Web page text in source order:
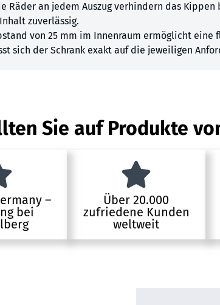
Räder an jedem Auszug verhindern das
zuverlässig.
von 25 mm im Innenraum ermöglicht
sich der Schrank exakt auf die jeweiligen
Sie auf Produkte
–
bei
Über 20.000
zufriedene Kunden
weltweit